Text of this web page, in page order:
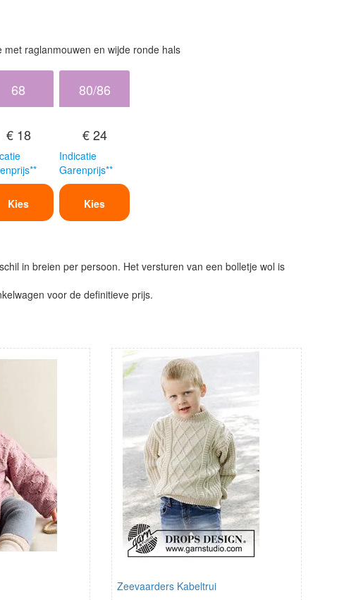
met raglanmouwen en wijde ronde hals
68
€ 18
Kies
80/86
€ 24
Indicatie
Garenprijs**
Kies
in breien per persoon. Het versturen van een bolletje wol is
voor de definitieve prijs.
Zeevaarders Kabeltrui